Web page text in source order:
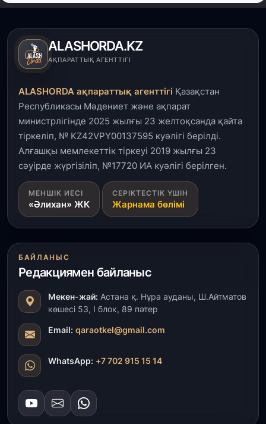
Кинопоиск Қазақстан азаматтарының ең
31 шілде, 2026
Ақмола облысындағы кездесуде кәсіпкерлер мен
ұстаздар «Әділет» партиясына өз ұсыныстарын
31 шілде, 2026
ҚР Президенті Орталық Азия елдеріне
ұзақмерзімді ынтымақтастық жоспарын әзірлеуді
ұсынды
31 шілде, 2026
«Ауыл аманаты»: Түркістанда 30,2 млрд теңгеге
4 223 жоба қаржыландырылды
Президент тапсырмасы орындалды: Шардара
толық ауыз сумен қамтылды
30 шілде, 2026
Түркістанда «Арыс-2» және Темір ауылының
теміржол вокзалдары пайдалануға берілді
Қордайлық қыз-келіншектер ұлттық нақыштағы
креативті бұйымдар шығаруда
29 шілде, 2026
ALASHORDA.KZ
АҚПАРАТТЫҚ АГЕНТТІГІ
ALASHORDA ақпараттық агенттігі Қазақстан
Республикасы Мәдениет және ақпарат
министрлігінде 2025 жылғы 23 желтоқсанда қайта
тіркеліп, № KZ42VPY00137595 куәлігі берілді.
Алғашқы мемлекеттік тіркеуі 2019 жылғы 23
сәуірде жүргізіліп, №17720 ИА куәлігі берілген.
МЕНШІК ИЕСІ
«Әлихан» ЖК
СЕРІКТЕСТІК ҮШІН
Жарнама бөлімі
БАЙЛАНЫС
Редакциямен байланыс
Мекен-жай: Астана қ. Нұра ауданы, Ш.Айтматов
көшесі 53, І блок, 89 пәтер
Email: qaraotkel@gmail.com
WhatsApp: +7 702 915 15 14